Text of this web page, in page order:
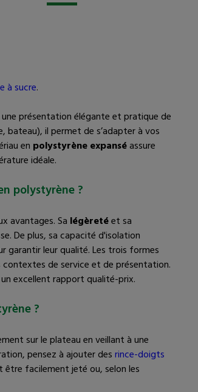
à sucre.
présentation élégante et pratique de
bateau), il permet de s’adapter à vos
en polystyrène expanséassure
idéale.
polystyrène ?
avantages. Sa légèretéet sa
De plus, sa capacité d'isolation
garantir leur qualité. Les trois formes
de service et de présentation.
excellent rapport qualité-prix.
?
sur le plateau en veillant à une
pensez à ajouter desrince-doigts
facilement jeté ou, selon les